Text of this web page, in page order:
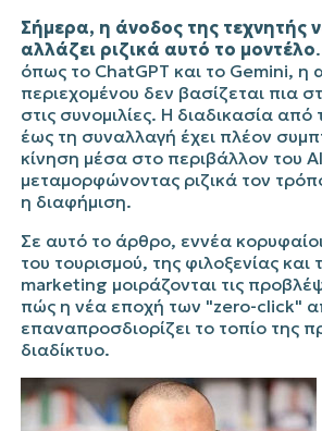
Σήμερα, η άνοδος της τεχνητής
αλλάζει ριζικά αυτό το μοντέλο
όπως το ChatGPT και το Gemini, η
περιεχομένου δεν βασίζεται πια
στις συνομιλίες. Η διαδικασία
έως τη συναλλαγή έχει πλέον
κίνηση μέσα στο περιβάλλον του
μεταμορφώνοντας ριζικά τον
η διαφήμιση.
Σε αυτό το άρθρο, εννέα
του τουρισμού, της φιλοξενίας και
marketing μοιράζονται τις
πώς η νέα εποχή των "zero-click"
επαναπροσδιορίζει το τοπίο της
διαδίκτυο.